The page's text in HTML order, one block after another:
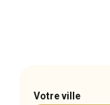
Votre ville